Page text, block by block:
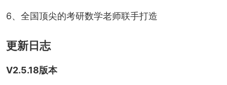
6、全国顶尖的考研数学老师联手打造
更新日志
V2.5.18版本